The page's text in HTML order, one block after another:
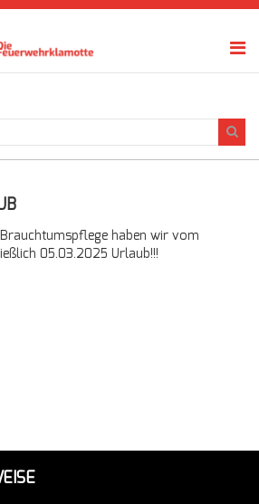
haben wir vom
05.03.2025 Urlaub!!!